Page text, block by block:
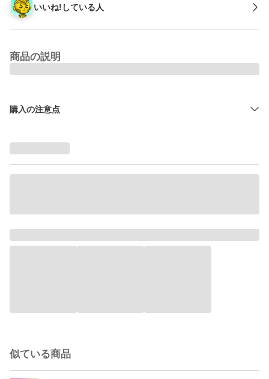
いいね!している人
商品の説明
購入の注意点
似ている商品